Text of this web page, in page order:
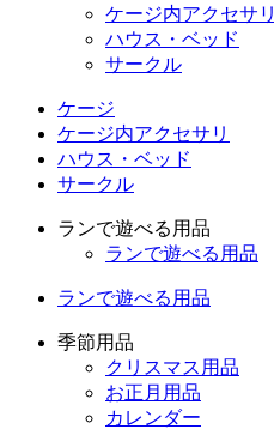
ケージ内アクセサリ
ハウス・ベッド
サークル
ケージ
ケージ内アクセサリ
ハウス・ベッド
サークル
ランで遊べる用品
ランで遊べる用品
ランで遊べる用品
季節用品
クリスマス用品
お正月用品
カレンダー